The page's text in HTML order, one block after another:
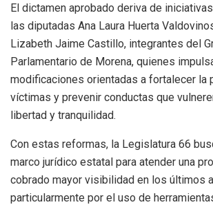
El dictamen aprobado deriva de
las diputadas Ana Laura Huerta
Lizabeth Jaime Castillo, integrantes del
Parlamentario de Morena, quienes
modificaciones orientadas a fortalecer la
víctimas y prevenir conductas que
libertad y tranquilidad.
Con estas reformas, la Legislatura 66
marco jurídico estatal para atender una
cobrado mayor visibilidad en los últimos
particularmente por el uso de